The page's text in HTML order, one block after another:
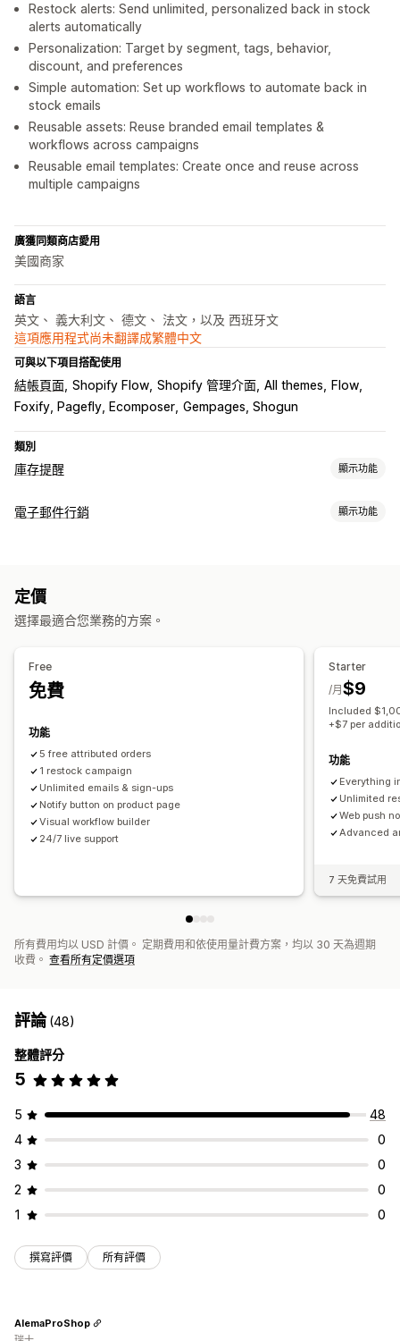
Restock alerts: Send unlimited, personalized back in stock
alerts automatically
Personalization: Target by segment, tags, behavior,
discount, and preferences
Simple automation: Set up workflows to automate back in
stock emails
Reusable assets: Reuse branded email templates &
workflows across campaigns
Reusable email templates: Create once and reuse across
multiple campaigns
廣獲同類商店愛用
美國商家
語言
英文、 義大利文、 德文、 法文，以及 西班牙文
這項應用程式尚未翻譯成繁體中文
可與以下項目搭配使用
結帳頁面 Shopify Flow Shopify 管理介面 All themes
Flow
Foxify, Pagefly, Ecomposer Gempages, Shogun
類別
庫存提醒 顯示功能
通知
自訂
提醒設定 通知範本 通知按鈕
庫存報告
電子郵件行銷 顯示功能
交叉銷售電子郵件
連續電子郵件行銷活動 自訂行銷活動
編輯工具
電子郵件收集清單
自動化 標記
定價
選擇最適合您業務的方案。
Free
免費
功能
5 free attributed orders
1 restock campaign
Unlimited emails & sign-ups
Notify button on product page
Visual workflow builder
24/7 live support
Starter
$9
/月
Included
+$7 per
功能
Everything
Unlimited
Web push
Advanced
7 天免費試用
所有費用均以 USD 計價。 定期費用和依使用量計費方案，均以 30 天為週期
收費。 查看所有定價選項
評論(48)
整體評分
5
5
48
4
0
3
0
2
0
1
0
撰寫評價 所有評價
AlemaProShop